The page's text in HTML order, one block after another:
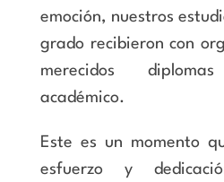
emoción, nuestros
grado recibieron con
merecidos
académico.
Este es un momento
esfuerzo y